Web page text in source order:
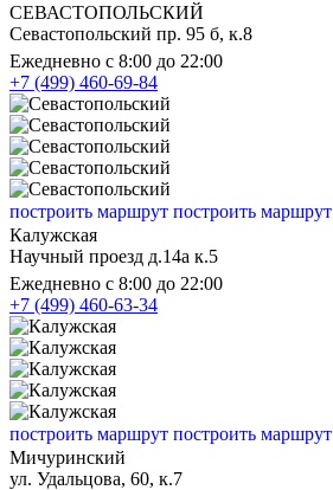
СЕВАСТОПОЛЬСКИЙ
Севастопольский пр. 95 б, к.8
Ежедневно с 8:00 до 22:00
+7 (499) 460-69-84
построить маршрут построить маршрут
Калужская
Научный проезд д.14а к.5
Ежедневно с 8:00 до 22:00
+7 (499) 460-63-34
построить маршрут построить маршрут
Мичуринский
ул. Удальцова, 60, к.7